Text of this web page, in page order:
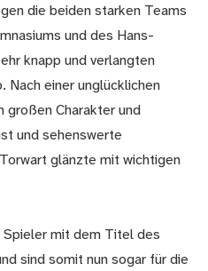
die beiden starken Teams
und des Hans-
knapp und verlangten
Nach einer unglücklichen
großen Charakter und
und sehenswerte
glänzte mit wichtigen
Spieler mit dem Titel des
sind somit nun sogar für die